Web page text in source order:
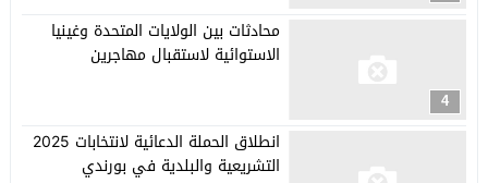
4
محادثات بين الولايات المتحدة وغينيا
الاستوائية لاستقبال مهاجرين
انطلاق الحملة الدعائية لانتخابات 2025
التشريعية والبلدية في بورندي